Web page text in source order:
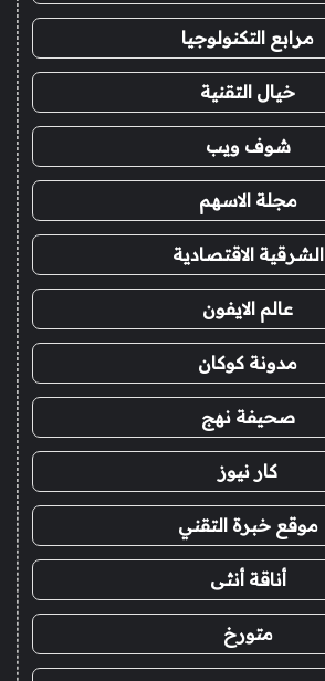
مرابع التكنولوجيا
خيال التقنية
شوف ويب
مجلة الاسهم
الشرقية الاقتصادية
عالم الايفون
مدونة كوكان
صحيفة نهج
كار نيوز
موقع خبرة التقني
أناقة أنثى
متورخ